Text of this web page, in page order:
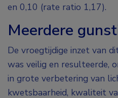
en 0,10 (rate ratio 1,17).
Meerdere
De vroegtijdige inzet van
was veilig en resulteerde,
in grote verbetering van
kwetsbaarheid, kwaliteit